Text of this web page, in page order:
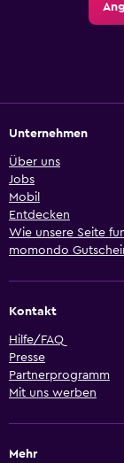
Unternehmen
Über uns
Jobs
Mobil
Entdecken
Wie unsere Seite
momondo
Kontakt
Hilfe/FAQ
Presse
Partnerprogramm
Mit uns werben
Mehr